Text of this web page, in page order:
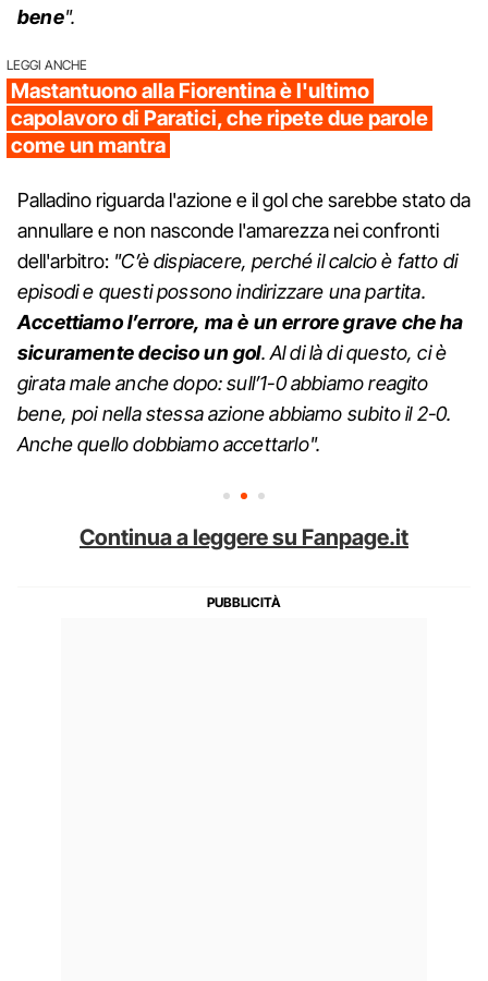
bene".
LEGGI ANCHE
Mastantuono alla Fiorentina è l'ultimo
capolavoro di Paratici, che ripete due parole
come un mantra
Palladino riguarda l'azione e il gol che sarebbe stato da
annullare e non nasconde l'amarezza nei confronti
dell'arbitro: "C’è dispiacere, perché il calcio è fatto di
episodi e questi possono indirizzare una partita.
Accettiamo l’errore, ma è un errore grave che ha
sicuramente deciso un gol. Al di là di questo, ci è
girata male anche dopo: sull’1-0 abbiamo reagito
bene, poi nella stessa azione abbiamo subito il 2-0.
Anche quello dobbiamo accettarlo".
Continua a leggere su Fanpage.it